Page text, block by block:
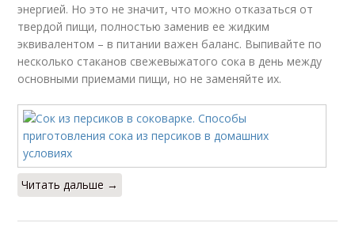
энергией. Но это не значит, что можно отказаться от
твердой пищи, полностью заменив ее жидким
эквивалентом – в питании важен баланс. Выпивайте по
несколько стаканов свежевыжатого сока в день между
основными приемами пищи, но не заменяйте их.
Читать дальше →